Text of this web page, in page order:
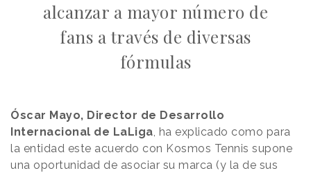
alcanzar a mayor número de
fans a través de diversas
fórmulas
Óscar Mayo, Director de Desarrollo
Internacional de LaLiga, ha explicado como para
la entidad este acuerdo con Kosmos Tennis supone
una oportunidad de asociar su marca (y la de sus